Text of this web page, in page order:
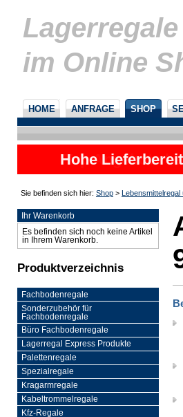
im Online
HOME ANFRAGE SHOP
Hohe
Sie befinden sich hier: Shop >
Ihr Warenkorb
Es befinden sich noch keine Artikel
in Ihrem Warenkorb.
Produktverzeichnis
Fachbodenregale
Sonderzubehör für
Fachbodenregale
Büro Fachbodenregale
Lagerregal Express Produkte
Palettenregale
Spezialregale
Kragarmregale
Kabeltrommelregale
Kfz-Regale